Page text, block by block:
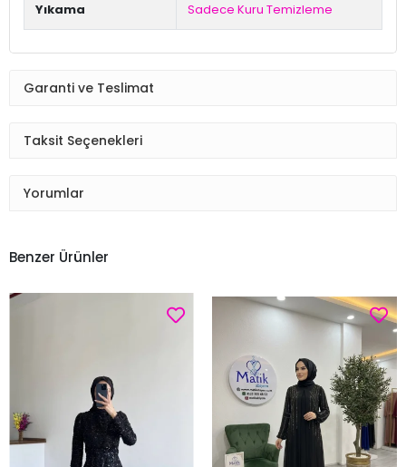
Yıkama Sadece Kuru Temizleme
Garanti ve Teslimat
Taksit Seçenekleri
Yorumlar
Benzer Ürünler